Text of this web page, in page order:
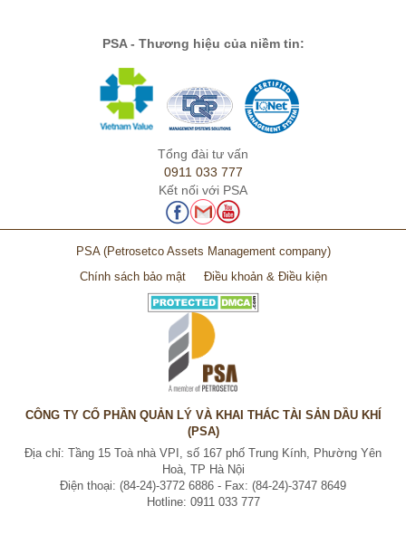
PSA - Thương hiệu của niềm tin:
Tổng đài tư vấn
0911 033 777
Kết nối với PSA
PSA (Petrosetco Assets Management company)
Chính sách bảo mật
Điều khoản & Điều kiện
CÔNG TY CỔ PHẦN QUẢN LÝ VÀ KHAI THÁC TÀI SẢN DẦU KHÍ
(PSA)
Địa chỉ: Tầng 15 Toà nhà VPI, số 167 phố Trung Kính, Phường Yên
Hoà, TP Hà Nội
Điện thoại: (84-24)-3772 6886 - Fax: (84-24)-3747 8649
Hotline: 0911 033 777